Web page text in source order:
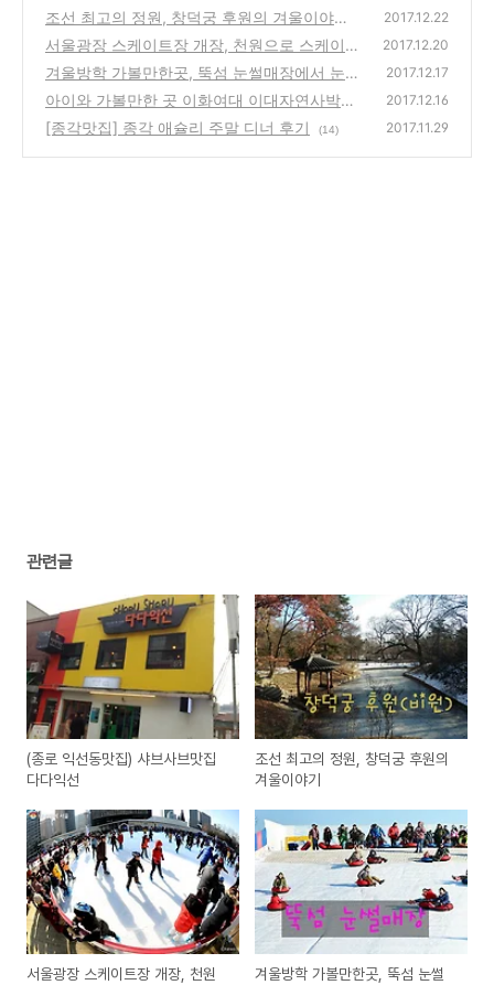
조선 최고의 정원, 창덕궁 후원의 겨울이야기
(21)
2017.12.22
서울광장 스케이트장 개장, 천원으로 스케이트
타러가자
(22)
2017.12.20
겨울방학 가볼만한곳, 뚝섬 눈썰매장에서 눈썰
매 타고 빙어도 잡는 겨울축제 어떠세요?
(12)
2017.12.17
아이와 가볼만한 곳 이화여대 이대자연사박물
관
(14)
2017.12.16
[종각맛집] 종각 애슐리 주말 디너 후기 (14) 2017.11.29
관련글
(종로 익선동맛집) 샤브사브맛집
다다익선
조선 최고의 정원, 창덕궁 후원의
겨울이야기
서울광장 스케이트장 개장, 천원
겨울방학 가볼만한곳, 뚝섬 눈썰